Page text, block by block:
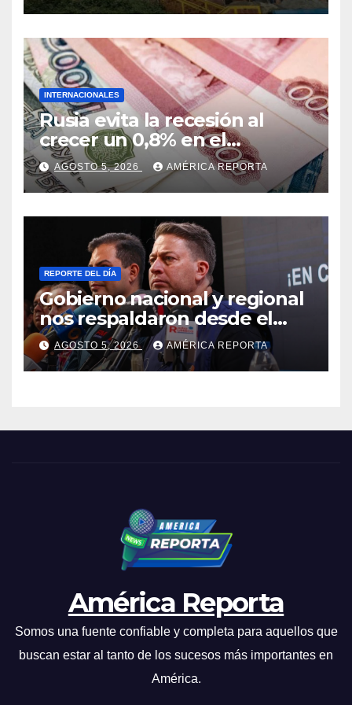
INTERNACIONALES
Rusia evita la recesión al
crecer un 0,8% en el
segundo trimestre
AGOSTO 5, 2026 AMÉRICA REPORTA
REPORTE DEL DÍA
Gobierno nacional y regional
nos respaldaron desde el
primer momento tras
terremotos del 24J
AGOSTO 5, 2026 AMÉRICA REPORTA
América Reporta
Somos una fuente confiable y completa para aquellos que
buscan estar al tanto de los sucesos más importantes en
América.